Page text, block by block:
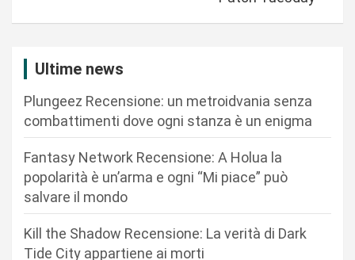
Ultime news
Plungeez Recensione: un metroidvania senza
combattimenti dove ogni stanza è un enigma
Fantasy Network Recensione: A Holua la
popolarità è un’arma e ogni “Mi piace” può
salvare il mondo
Kill the Shadow Recensione: La verità di Dark
Tide City appartiene ai morti